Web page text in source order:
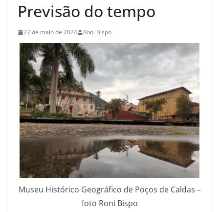
Previsão do tempo
27 de maio de 2024 Roni Bispo
Museu Histórico Geográfico de Poços de Caldas –
foto Roni Bispo